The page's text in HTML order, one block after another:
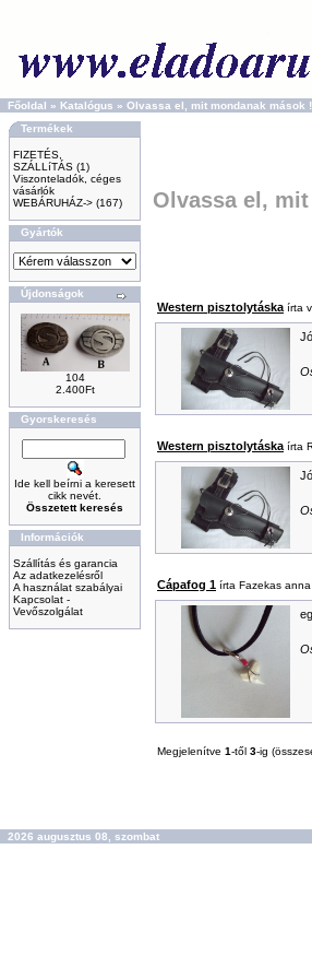
Főoldal » Katalógus » Olvassa el, mit mondanak mások !
Termékek
FIZETÉS,
SZÁLLíTÁS (1)
Viszonteladók, céges
vásárlók
WEBÁRUHÁZ-> (167)
Gyártók
Újdonságok
104
2.400Ft
Gyorskeresés
Ide kell beírni a keresett
cikk nevét.
Összetett keresés
Információk
Szállítás és garancia
Az adatkezelésről
A használat szabályai
Kapcsolat -
Vevőszolgálat
Olvassa el,
Western pisztolytáska írta
Western pisztolytáska írta
Cápafog 1 írta Fazekas anna
Megjelenítve 1-től 3-ig
2026 augusztus 08, szombat